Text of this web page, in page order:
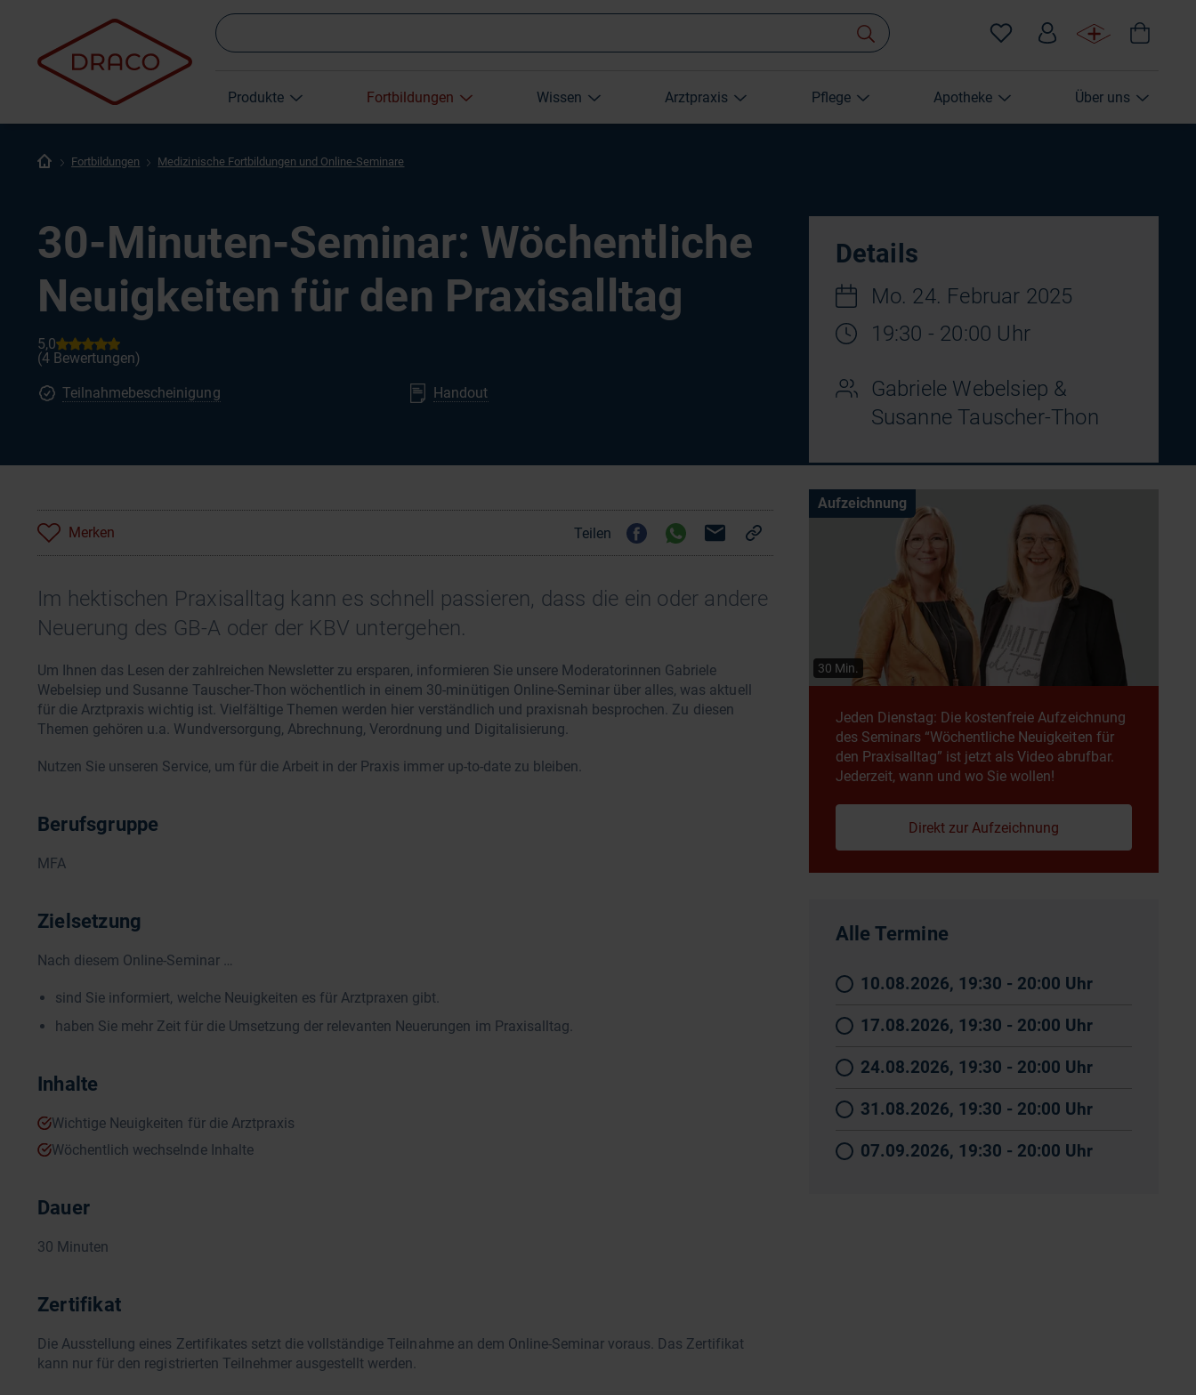
Produkte Fortbildungen Wissen Arztpraxis Pflege Apotheke Über uns
Fortbildungen Medizinische Fortbildungen und Online-Seminare
30-Minuten-Seminar: Wöchentliche
Neuigkeiten für den Praxisalltag
Teilnahmebescheinigung Handout
Merken Teilen
Im hektischen Praxisalltag kann es schnell passieren, dass die ein oder andere
Neuerung des GB-A oder der KBV untergehen.
Um Ihnen das Lesen der zahlreichen Newsletter zu ersparen, informieren Sie unsere Moderatorinnen Gabriele
Webelsiep und Susanne Tauscher-Thon wöchentlich in einem 30-minütigen Online-Seminar über alles, was aktuell
für die Arztpraxis wichtig ist. Vielfältige Themen werden hier verständlich und praxisnah besprochen. Zu diesen
Themen gehören u.a. Wundversorgung, Abrechnung, Verordnung und Digitalisierung.
Nutzen Sie unseren Service, um für die Arbeit in der Praxis immer up-to-date zu bleiben.
Berufsgruppe
MFA
Zielsetzung
Nach diesem Online-Seminar …
sind Sie informiert, welche Neuigkeiten es für Arztpraxen gibt.
haben Sie mehr Zeit für die Umsetzung der relevanten Neuerungen im Praxisalltag.
Inhalte
Wichtige Neuigkeiten für die Arztpraxis
Wöchentlich wechselnde Inhalte
Dauer
30 Minuten
Zertifikat
Die Ausstellung eines Zertifikates setzt die vollständige Teilnahme an dem Online-Seminar voraus. Das Zertifikat
kann nur für den registrierten Teilnehmer ausgestellt werden.
Details
Mo. 24. Februar 2025
19:30 - 20:00 Uhr
Gabriele Webelsiep &
Susanne Tauscher-Thon
30 Min.
Jeden Dienstag: Die kostenfreie Aufzeichnung
des Seminars “Wöchentliche Neuigkeiten für
den Praxisalltag” ist jetzt als Video abrufbar.
Jederzeit, wann und wo Sie wollen!
Direkt zur Aufzeichnung
Aufzeichnung
Alle Termine
10.08.2026, 19:30 - 20:00 Uhr
17.08.2026, 19:30 - 20:00 Uhr
24.08.2026, 19:30 - 20:00 Uhr
31.08.2026, 19:30 - 20:00 Uhr
07.09.2026, 19:30 - 20:00 Uhr
Wonach